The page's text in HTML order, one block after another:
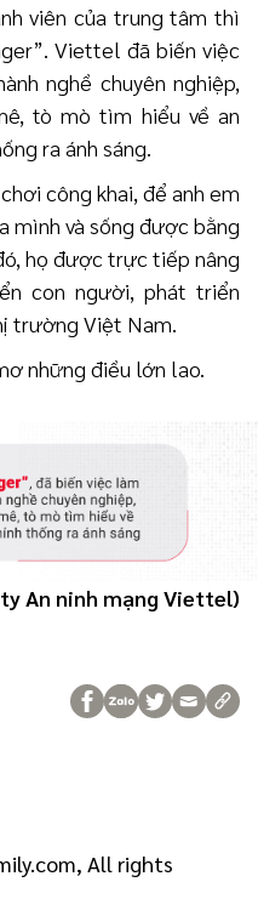
viên của trung tâm thì
Viettel đã biến việc
nghề chuyên nghiệp,
tò mò tìm hiểu về an
ra ánh sáng.
công khai, để anh em
mình và sống được bằng
họ được trực tiếp nâng
con người, phát triển
trường Việt Nam.
những điều lớn lao.
An ninh mạng Viettel)
All rights